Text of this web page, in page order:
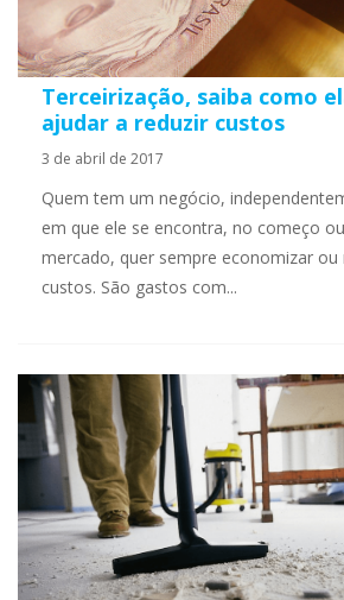
Terceirização, saiba como
ajudar a reduzir custos
3 de abril de 2017
Quem tem um negócio,
em que ele se encontra, no começo
mercado, quer sempre economizar ou
custos. São gastos com...